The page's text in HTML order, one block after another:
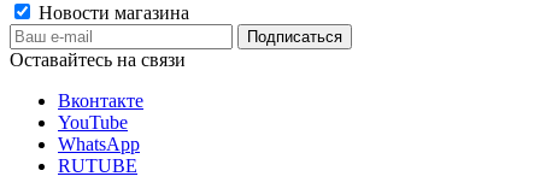
Новости магазина
Оставайтесь на связи
Вконтакте
YouTube
WhatsApp
RUTUBE